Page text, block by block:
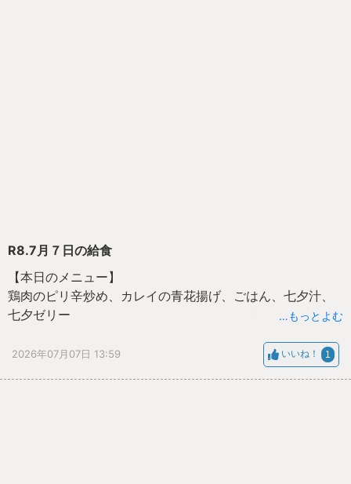
R8.7月７日の給食
【本日のメニュー】
鶏肉のピリ辛炒め、カレイの青花揚げ、ごはん、七夕汁、
七夕ゼリー
しょう。
…もっとよむ
2026年07月07日 13:59 いいね！ 1